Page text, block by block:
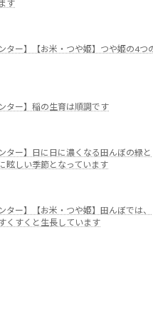
す
ター】【お米・つや姫】つや姫の4つ
ター】稲の生育は順調です
ター】日に日に濃くなる田んぼの緑と
眩しい季節となっています
ター】【お米・つや姫】田んぼでは、
くすくと生長しています